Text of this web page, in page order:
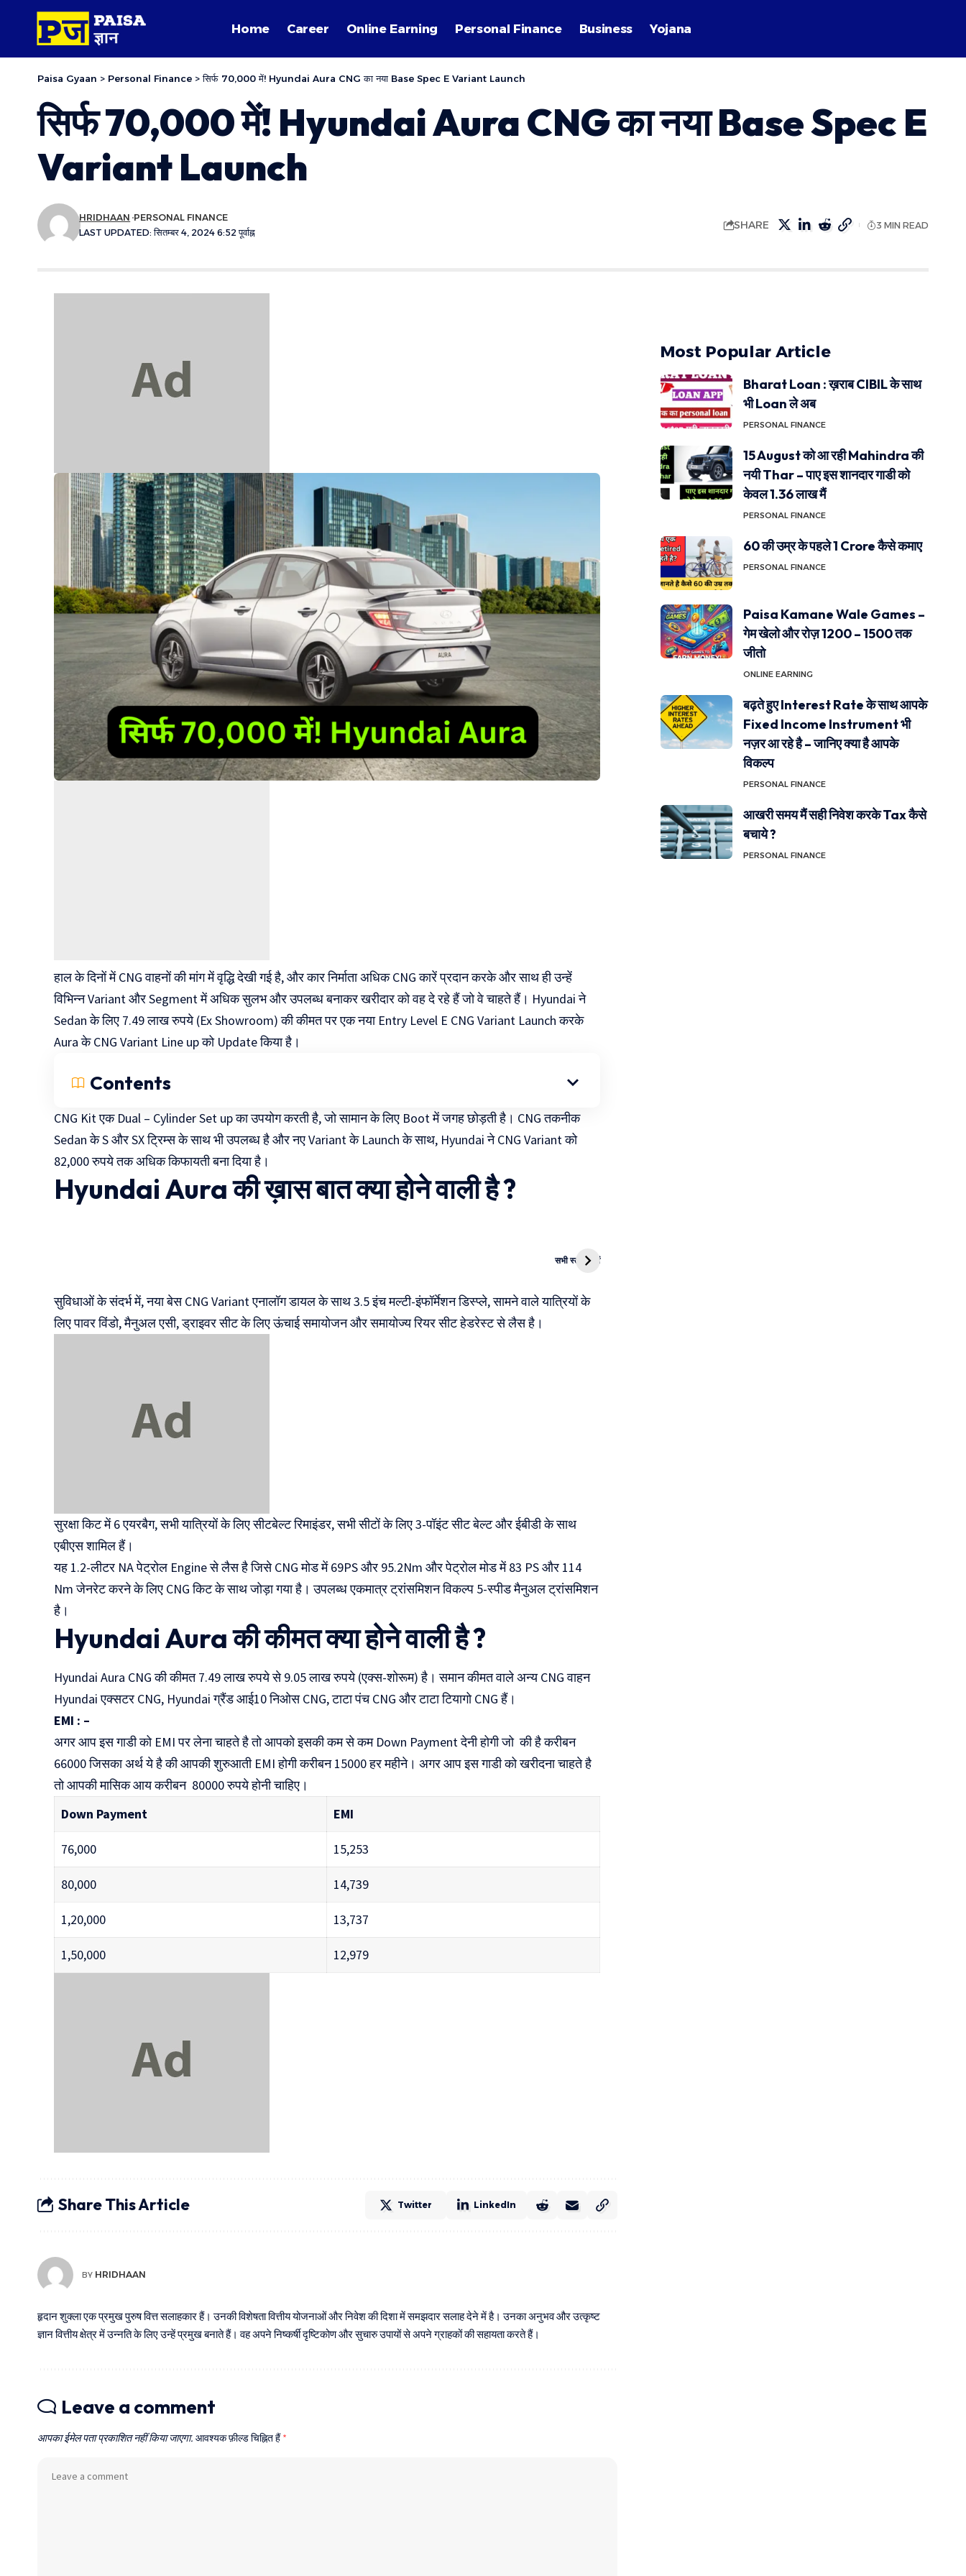
Home Career Online Earning Personal Finance Business Yojana
Paisa Gyaan > Personal Finance >सिर्फ 70,000 में! Hyundai Aura CNG का नया Base Spec E Variant Launch
सिर्फ 70,000 में! Hyundai Aura CNG का नया Base Spec E
Variant Launch
LAST UPDATED: सितम्बर 4, 2024 6:52 पूर्वाह्न
HRIDHAAN PERSONAL FINANCE
SHARE 3 MIN READ
हाल के दिनों में CNG वाहनों की मांग में वृद्धि देखी गई है, और कार निर्माता अधिक CNG कारें प्रदान करके और साथ ही उन्हें
विभिन्न Variant और Segment में अधिक सुलभ और उपलब्ध बनाकर खरीदार को वह दे रहे हैं जो वे चाहते हैं। Hyundai ने
Sedan के लिए 7.49 लाख रुपये (Ex Showroom) की कीमत पर एक नया Entry Level E CNG Variant Launch करके
Aura के CNG Variant Line up को Update किया है।
Contents
CNG Kit एक Dual – Cylinder Set up का उपयोग करती है, जो सामान के लिए Boot में जगह छोड़ती है। CNG तकनीक
Sedan के S और SX ट्रिम्स के साथ भी उपलब्ध है और नए Variant के Launch के साथ, Hyundai ने CNG Variant को
82,000 रुपये तक अधिक किफायती बना दिया है।
Hyundai Aura की ख़ास बात क्या होने वाली है ?
सभी स्टोरी देखें
में Career?
सुविधाओं के संदर्भ में, नया बेस CNG Variant एनालॉग डायल के साथ 3.5 इंच मल्टी-इंफॉर्मेशन डिस्प्ले, सामने वाले यात्रियों के
लिए पावर विंडो, मैनुअल एसी, ड्राइवर सीट के लिए ऊंचाई समायोजन और समायोज्य रियर सीट हेडरेस्ट से लैस है।
सुरक्षा किट में 6 एयरबैग, सभी यात्रियों के लिए सीटबेल्ट रिमाइंडर, सभी सीटों के लिए 3-पॉइंट सीट बेल्ट और ईबीडी के साथ
एबीएस शामिल हैं।
यह 1.2-लीटर NA पेट्रोल Engine से लैस है जिसे CNG मोड में 69PS और 95.2Nm और पेट्रोल मोड में 83 PS और 114
Nm जेनरेट करने के लिए CNG किट के साथ जोड़ा गया है। उपलब्ध एकमात्र ट्रांसमिशन विकल्प 5-स्पीड मैनुअल ट्रांसमिशन
है।
Hyundai Aura की कीमत क्या होने वाली है ?
Hyundai Aura CNG की कीमत 7.49 लाख रुपये से 9.05 लाख रुपये (एक्स-शोरूम) है। समान कीमत वाले अन्य CNG वाहन
Hyundai एक्सटर CNG, Hyundai ग्रैंड आई10 निओस CNG, टाटा पंच CNG और टाटा टियागो CNG हैं।
EMI : –
अगर आप इस गाडी को EMI पर लेना चाहते है तो आपको इसकी कम से कम Down Payment देनी होगी जो की है करीबन
66000 जिसका अर्थ ये है की आपकी शुरुआती EMI होगी करीबन 15000 हर महीने। अगर आप इस गाडी को खरीदना चाहते है
तो आपकी मासिक आय करीबन 80000 रुपये होनी चाहिए।
Down Payment
EMI
76,000 15,253
80,000 14,739
1,20,000 13,737
1,50,000 12,979
Share This Article Twitter LinkedIn
BY HRIDHAAN
हृदान शुक्ला एक प्रमुख पुरुष वित्त सलाहकार हैं। उनकी विशेषता वित्तीय योजनाओं और निवेश की दिशा में समझदार सलाह देने में है। उनका अनुभव और उत्कृष्ट
ज्ञान वित्तीय क्षेत्र में उन्नति के लिए उन्हें प्रमुख बनाते हैं। वह अपने निष्कर्षी दृष्टिकोण और सुचारु उपायों से अपने ग्राहकों की सहायता करते हैं।
Leave a comment
आपका ईमेल पता प्रकाशित नहीं किया जाएगा. आवश्यक फ़ील्ड चिह्नित हैं*
Most Popular Article
Bharat Loan : ख़राब CIBIL के साथ
भी Loan ले अब
PERSONAL FINANCE
15 August को आ रही Mahindra की
नयी Thar – पाए इस शानदार गाडी को
केवल 1.36 लाख मैं
PERSONAL FINANCE
60 की उम्र के पहले 1 Crore कैसे कमाए
PERSONAL FINANCE
Paisa Kamane Wale Games –
गेम खेलो और रोज़ 1200 – 1500 तक
जीतो
ONLINE EARNING
बढ़ते हुए Interest Rate के साथ आपके
Fixed Income Instrument भी
नज़र आ रहे है – जानिए क्या है आपके
विकल्प
PERSONAL FINANCE
आखरी समय मैं सही निवेश करके Tax कैसे
बचाये ?
PERSONAL FINANCE